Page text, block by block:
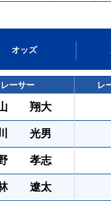
オッズ
ーサー レ
翔大
光男
孝志
遼太